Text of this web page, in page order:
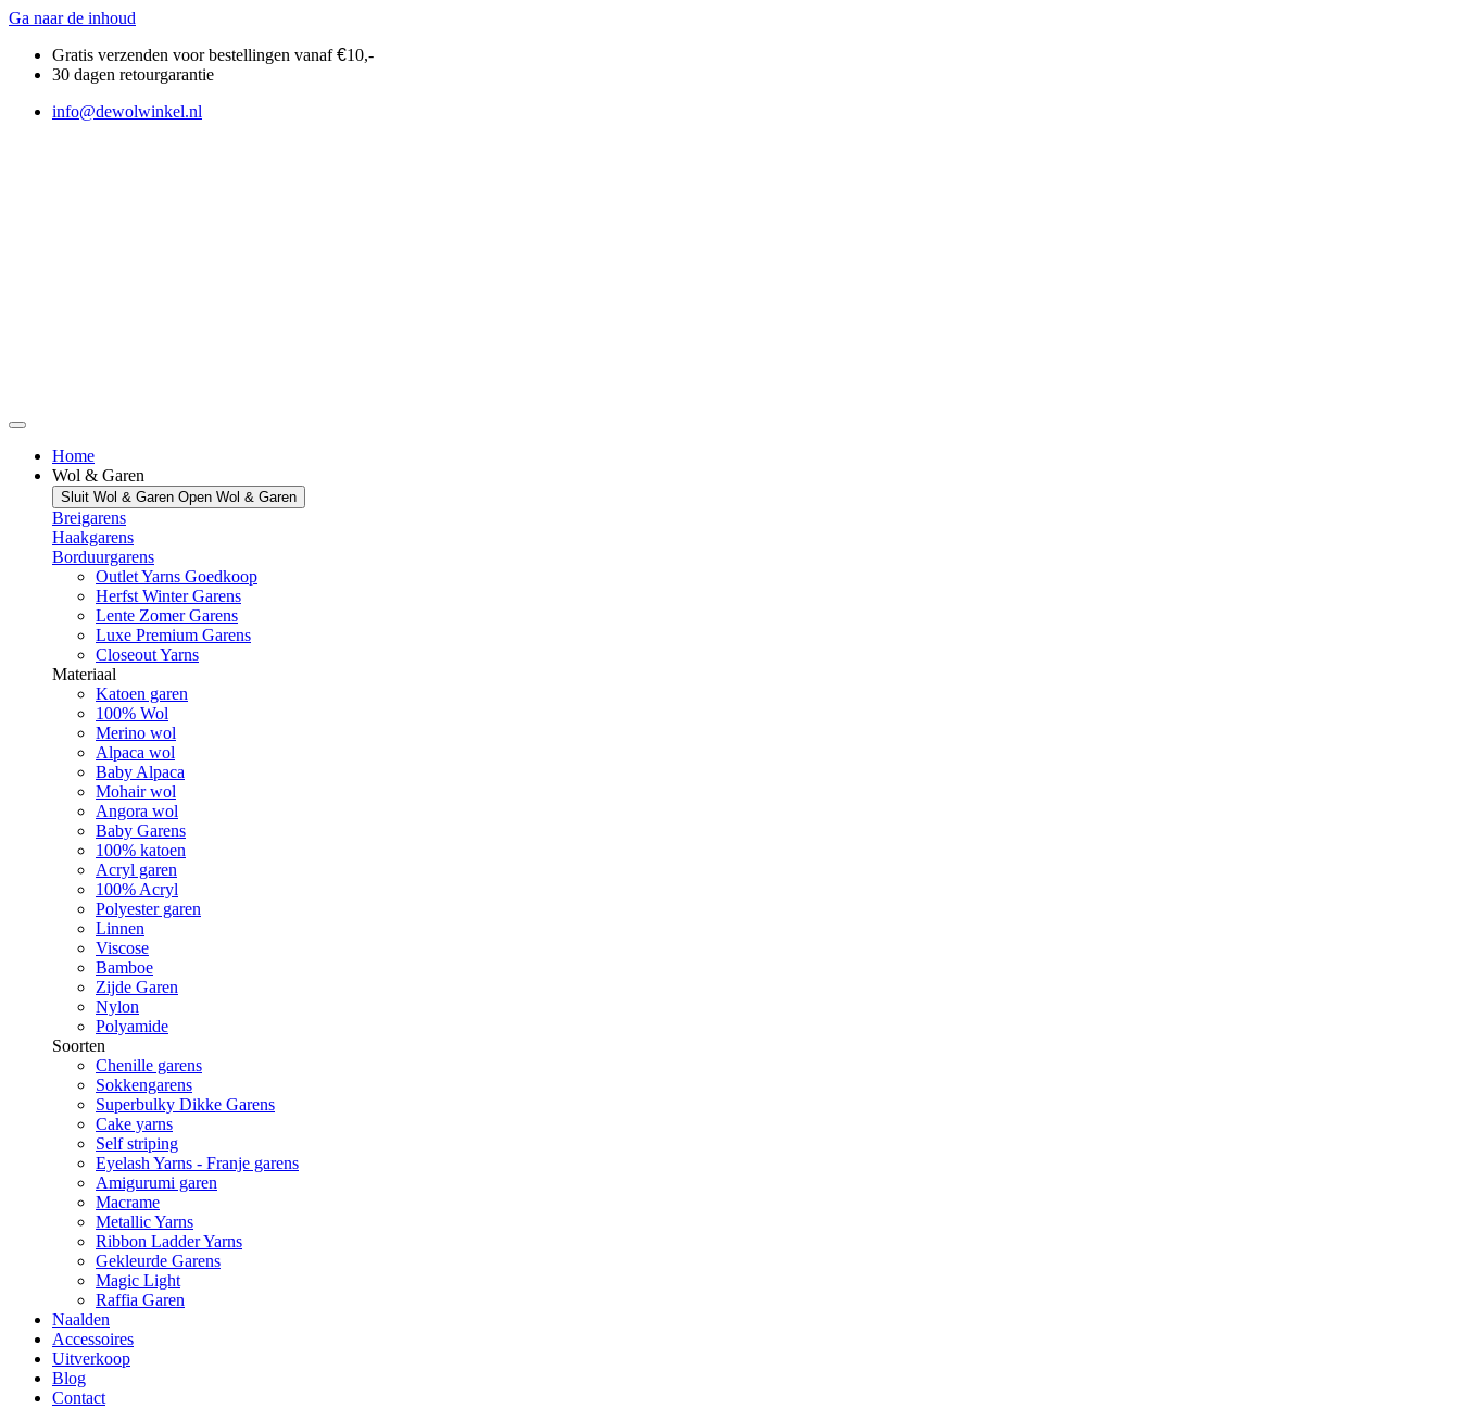
Ga naar de inhoud
Gratis verzenden voor bestellingen vanaf€10,-
30 dagen retourgarantie
info@dewolwinkel.nl
Home
Wol & Garen
Sluit Wol & Garen Open Wol & Garen
Breigarens
Haakgarens
Borduurgarens
Outlet Yarns Goedkoop
Herfst Winter Garens
Lente Zomer Garens
Luxe Premium Garens
Closeout Yarns
Materiaal
Katoen garen
100% Wol
Merino wol
Alpaca wol
Baby Alpaca
Mohair wol
Angora wol
Baby Garens
100% katoen
Acryl garen
100% Acryl
Polyester garen
Linnen
Viscose
Bamboe
Zijde Garen
Nylon
Polyamide
Soorten
Chenille garens
Sokkengarens
Superbulky Dikke Garens
Cake yarns
Self striping
Eyelash Yarns - Franje garens
Amigurumi garen
Macrame
Metallic Yarns
Ribbon Ladder Yarns
Gekleurde Garens
Magic Light
Raffia Garen
Naalden
Accessoires
Uitverkoop
Blog
Contact